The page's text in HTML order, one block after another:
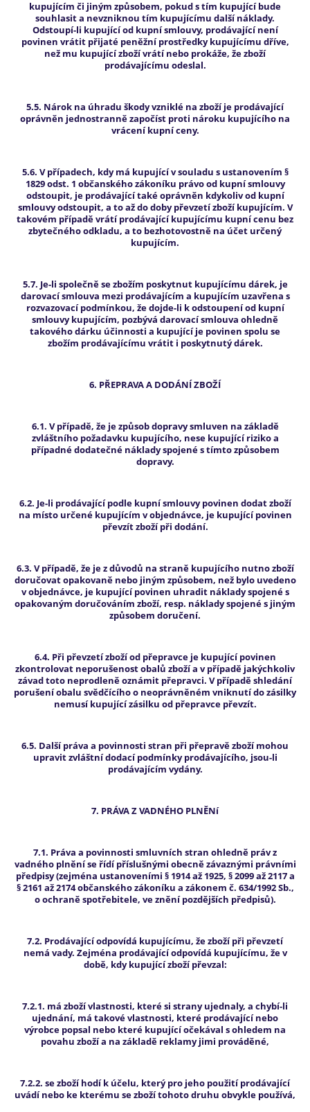
kupujícím či jiným způsobem, pokud s tím kupující bude
souhlasit a nevzniknou tím kupujícímu další náklady.
Odstoupí-li kupující od kupní smlouvy, prodávající není
povinen vrátit přijaté peněžní prostředky kupujícímu dříve,
než mu kupující zboží vrátí nebo prokáže, že zboží
prodávajícímu odeslal.
5.5. Nárok na úhradu škody vzniklé na zboží je prodávající
oprávněn jednostranně započíst proti nároku kupujícího na
vrácení kupní ceny.
5.6. V případech, kdy má kupující v souladu s ustanovením §
1829 odst. 1 občanského zákoníku právo od kupní smlouvy
odstoupit, je prodávající také oprávněn kdykoliv od kupní
smlouvy odstoupit, a to až do doby převzetí zboží kupujícím. V
takovém případě vrátí prodávající kupujícímu kupní cenu bez
zbytečného odkladu, a to bezhotovostně na účet určený
kupujícím.
5.7. Je-li společně se zbožím poskytnut kupujícímu dárek, je
darovací smlouva mezi prodávajícím a kupujícím uzavřena s
rozvazovací podmínkou, že dojde-li k odstoupení od kupní
smlouvy kupujícím, pozbývá darovací smlouva ohledně
takového dárku účinnosti a kupující je povinen spolu se
zbožím prodávajícímu vrátit i poskytnutý dárek.
6. PŘEPRAVA A DODÁNÍ ZBOŽÍ
6.1. V případě, že je způsob dopravy smluven na základě
zvláštního požadavku kupujícího, nese kupující riziko a
případné dodatečné náklady spojené s tímto způsobem
dopravy.
6.2. Je-li prodávající podle kupní smlouvy povinen dodat zboží
na místo určené kupujícím v objednávce, je kupující povinen
převzít zboží při dodání.
6.3. V případě, že je z důvodů na straně kupujícího nutno zboží
doručovat opakovaně nebo jiným způsobem, než bylo uvedeno
v objednávce, je kupující povinen uhradit náklady spojené s
opakovaným doručováním zboží, resp. náklady spojené s jiným
způsobem doručení.
6.4. Při převzetí zboží od přepravce je kupující povinen
zkontrolovat neporušenost obalů zboží a v případě jakýchkoliv
závad toto neprodleně oznámit přepravci. V případě shledání
porušení obalu svědčícího o neoprávněném vniknutí do zásilky
nemusí kupující zásilku od přepravce převzít.
6.5. Další práva a povinnosti stran při přepravě zboží mohou
upravit zvláštní dodací podmínky prodávajícího, jsou-li
prodávajícím vydány.
7. PRÁVA Z VADNÉHO PLNĚNí
7.1. Práva a povinnosti smluvních stran ohledně práv z
vadného plnění se řídí příslušnými obecně závaznými právními
předpisy (zejména ustanoveními § 1914 až 1925, § 2099 až 2117 a
§ 2161 až 2174 občanského zákoníku a zákonem č. 634/1992 Sb.,
o ochraně spotřebitele, ve znění pozdějších předpisů).
7.2. Prodávající odpovídá kupujícímu, že zboží při převzetí
nemá vady. Zejména prodávající odpovídá kupujícímu, že v
době, kdy kupující zboží převzal:
7.2.1. má zboží vlastnosti, které si strany ujednaly, a chybí-li
ujednání, má takové vlastnosti, které prodávající nebo
výrobce popsal nebo které kupující očekával s ohledem na
povahu zboží a na základě reklamy jimi prováděné,
7.2.2. se zboží hodí k účelu, který pro jeho použití prodávající
uvádí nebo ke kterému se zboží tohoto druhu obvykle používá,